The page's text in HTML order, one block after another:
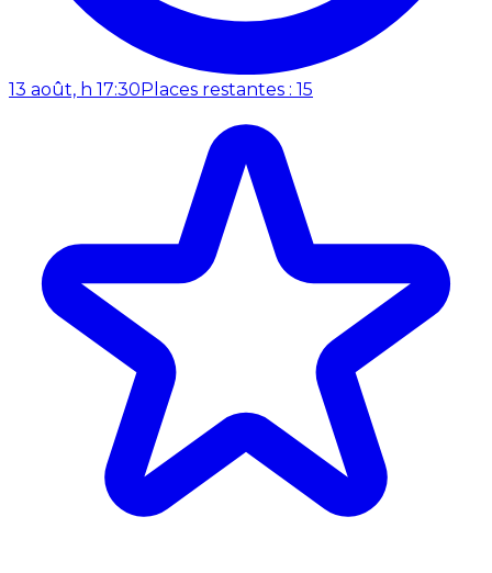
13 août, h 17:30 Places restantes : 15